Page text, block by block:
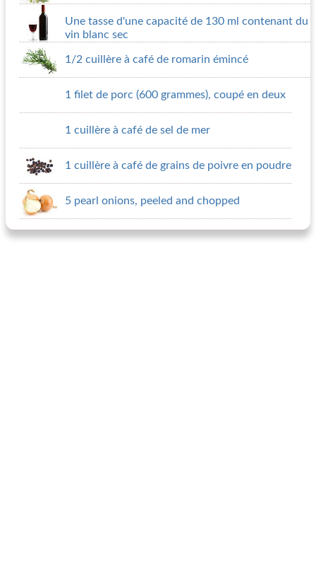
Une tasse d'une capacité de 130 ml contenant du
vin blanc sec
1/2 cuillère à café de romarin émincé
1 filet de porc (600 grammes), coupé en deux
1 cuillère à café de sel de mer
1 cuillère à café de grains de poivre en poudre
5 pearl onions, peeled and chopped